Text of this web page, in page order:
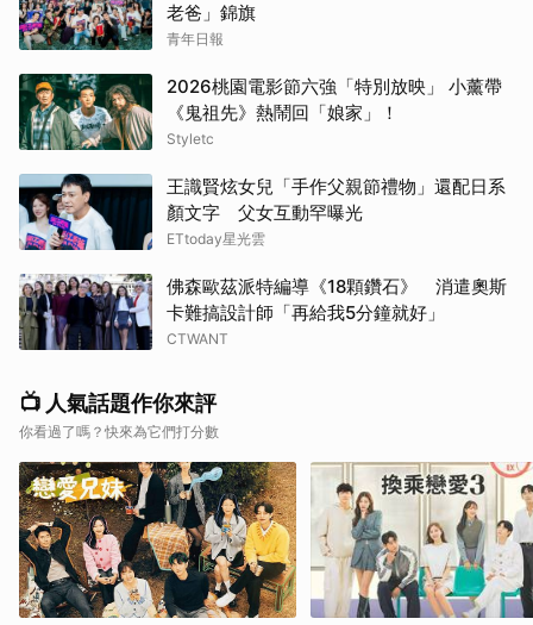
老爸」錦旗
青年日報
2026桃園電影節六強「特別放映」 小薰帶
《鬼祖先》熱鬧回「娘家」！
Styletc
王識賢炫女兒「手作父親節禮物」還配日系
顏文字 父女互動罕曝光
ETtoday星光雲
佛森歐茲派特編導《18顆鑽石》 消遣奧斯
卡難搞設計師「再給我5分鐘就好」
CTWANT
📺 人氣話題作你來評
你看過了嗎？快來為它們打分數